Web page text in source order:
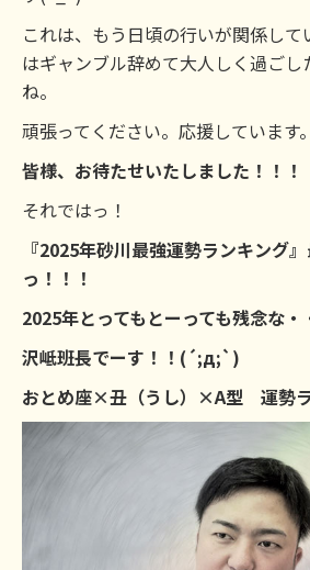
これは、もう日頃の行いが関係し
はギャンブル辞めて大人しく過ごし
ね。
頑張ってください。応援しています
皆様、お待たせいたしました！！！
それではっ！
『2025年砂川最強運勢ランキング
っ！！！
2025年とってもとーっても残念な・
沢岻班長でーす！！(´;д;`)
おとめ座×丑（うし）×A型 運勢